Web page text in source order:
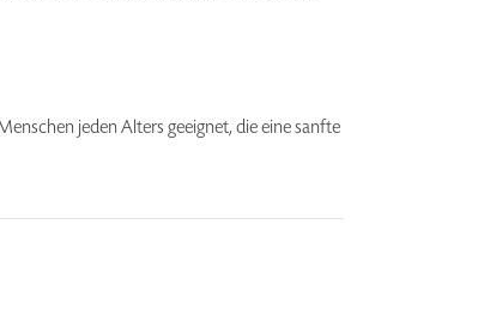
jeden Alters geeignet, die eine sanfte